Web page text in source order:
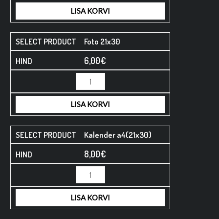
LISA KORVI
Foto 21x30
6,00€
LISA KORVI
Kalender a4(21x30)
8,00€
LISA KORVI